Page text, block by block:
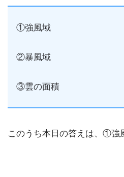
①強風域
②暴風域
③雲の面積
このうち本日の答えは、①強